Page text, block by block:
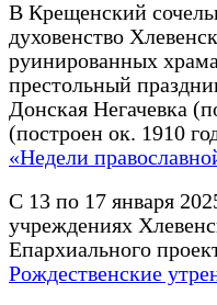
В Крещенский
духовенство
руинированных
престольный
Донская Негачевка
(построен ок. 1910
«Недели
С 13 по 17 января
учреждениях
Епархиального
Рождественские